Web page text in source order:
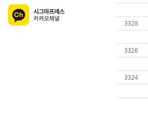
3328
3326
3324